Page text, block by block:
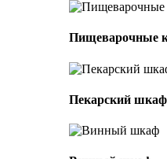
Пищеварочные
Пекарский шкаф